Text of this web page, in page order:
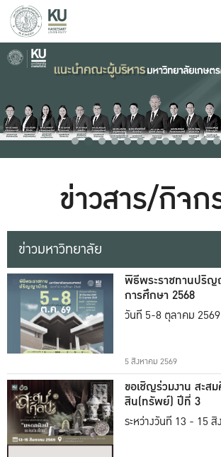
ข่าวสาร/กิจก
ข่าวมหาวิทยาลัย
พิธีพระราชทานปริญ
การศึกษา 2568
วันที่ 5-8 ตุลาคม 2569
5 สิงหาคม 2569
ขอเชิญร่วมงาน สะส
สิน(ทรัพย์) ปีที่ 3
ระหว่างวันที่ 13 - 15